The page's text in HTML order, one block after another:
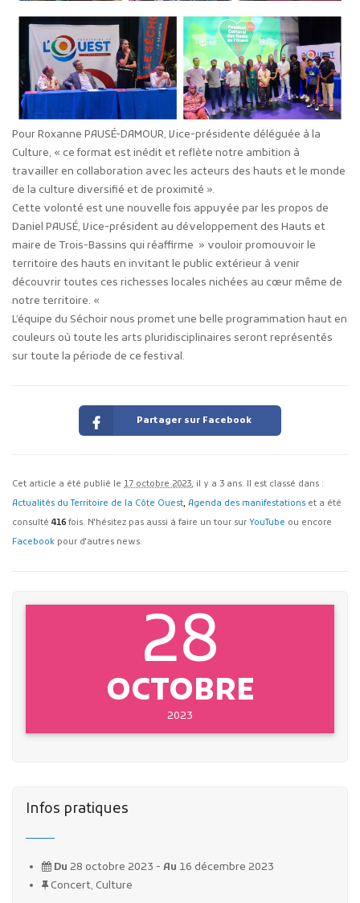
Pour Roxanne PAUSÉ-DAMOUR, Vice-présidente déléguée à la
Culture, « ce format est inédit et reflète notre ambition à
travailler en collaboration avec les acteurs des hauts et le monde
de la culture diversifié et de proximité ».
Cette volonté est une nouvelle fois appuyée par les propos de
Daniel PAUSÉ, Vice-président au développement des Hauts et
maire de Trois-Bassins qui réaffirme » vouloir promouvoir le
territoire des hauts en invitant le public extérieur à venir
découvrir toutes ces richesses locales nichées au cœur même de
notre territoire. «
L’équipe du Séchoir nous promet une belle programmation haut en
couleurs où toute les arts pluridisciplinaires seront représentés
sur toute la période de ce festival.
Partager sur Facebook
Cet article a été publié le 17 octobre 2023, il y a 3 ans. Il est classé dans :
Actualités du Territoire de la Côte Ouest, Agenda des manifestations et a été
consulté 416fois. N'hésitez pas aussi à faire un tour sur YouTube ou encore
Facebook pour d'autres news.
28
OCTOBRE
2023
Infos pratiques
Du 28 octobre 2023 - Au 16 décembre 2023
Concert, Culture